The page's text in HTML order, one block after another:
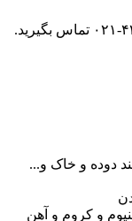
دوده و خاک و...
و کروم و آهن